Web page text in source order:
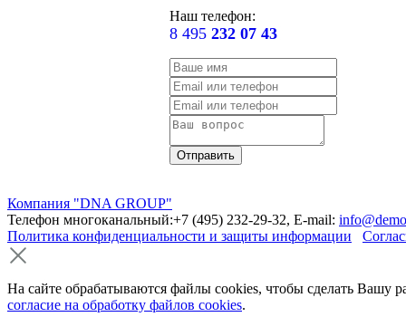
Наш телефон:
8 495 232 07 43
Компания "DNA GROUP"
Телефон многоканальный:+7 (495) 232-29-32, E-mail:
Политика конфиденциальности и защиты информации
На сайте обрабатываются файлы cookies, чтобы сделать Вашу
согласие на обработку файлов cookies.